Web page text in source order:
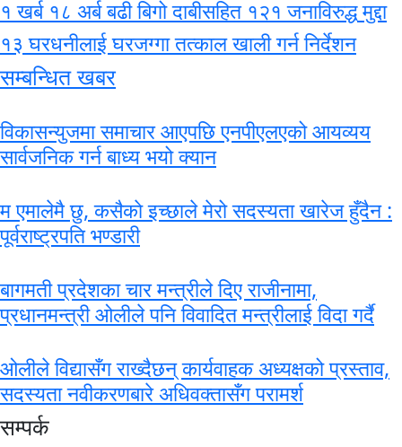
१ खर्ब १८ अर्ब बढी बिगो दाबीसहित १२१ जनाविरुद्ध मुद्दा
१३ घरधनीलाई घरजग्गा तत्काल खाली गर्न निर्देशन
सम्बन्धित खबर
विकासन्युजमा समाचार आएपछि एनपीएलएको आयव्यय
सार्वजनिक गर्न बाध्य भयो क्यान
म एमालेमै छु, कसैकाे इच्छाले मेरो सदस्यता खारेज हुँदैन :
पूर्वराष्ट्रपति भण्डारी
बागमती प्रदेशका चार मन्त्रीले दिए राजीनामा,
प्रधानमन्त्री ओलीले पनि विवादित मन्त्रीलाई विदा गर्दै
ओलीले विद्यासँग राख्दैछन् कार्यवाहक अध्यक्षको प्रस्ताव,
सदस्यता नवीकरणबारे अधिवक्तासँग परामर्श
सम्पर्क